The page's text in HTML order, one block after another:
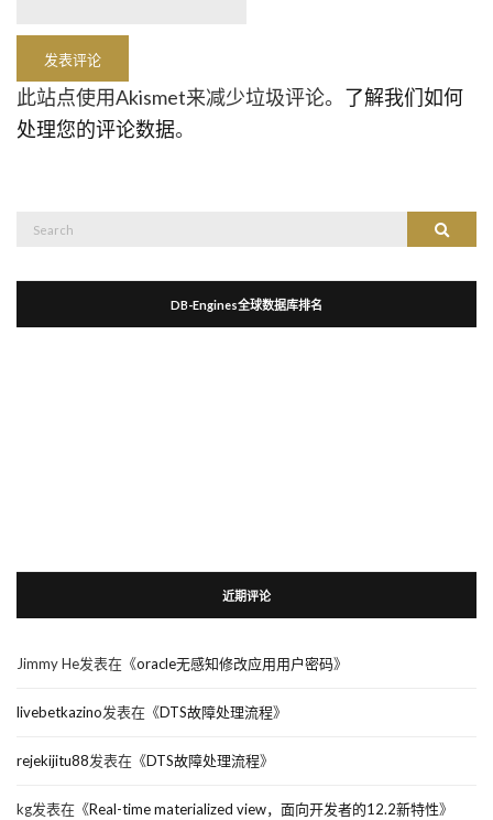
此站点使用Akismet来减少垃圾评论。 了解我们如何
处理您的评论数据。
Search
DB-Engines全球数据库排名
近期评论
Jimmy He发表在《oracle无感知修改应用用户密码》
livebetkazino发表在《DTS故障处理流程》
rejekijitu88发表在《DTS故障处理流程》
kg发表在《Real-time materialized view，面向开发者的12.2新特性》